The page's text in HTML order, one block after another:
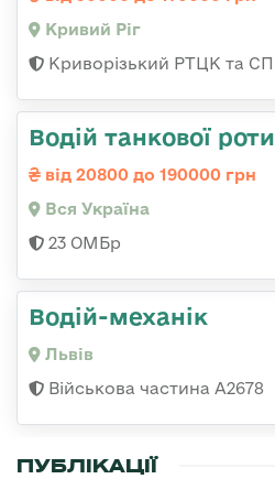
Кривий Ріг
Криворізький РТЦК та СП
Водій танкової роти
від 20800 до 190000 грн
Вся Україна
23 ОМБр
Водій-механік
Львів
Військова частина А2678
ПУБЛІКАЦІЇ